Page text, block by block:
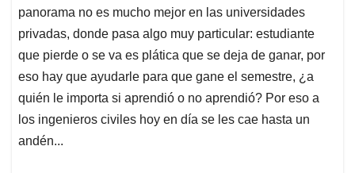
panorama no es mucho mejor en las universidades
privadas, donde pasa algo muy particular: estudiante
que pierde o se va es plática que se deja de ganar, por
eso hay que ayudarle para que gane el semestre, ¿a
quién le importa si aprendió o no aprendió? Por eso a
los ingenieros civiles hoy en día se les cae hasta un
andén...